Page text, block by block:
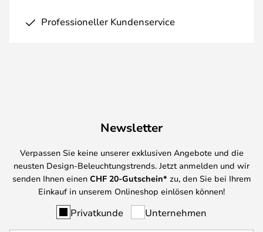
Professioneller Kundenservice
Newsletter
Verpassen Sie keine unserer exklusiven Angebote und die
neusten Design-Beleuchtungstrends. Jetzt anmelden und wir
senden Ihnen einen CHF 20-Gutschein* zu, den Sie bei Ihrem
Einkauf in unserem Onlineshop einlösen können!
Privatkunde Unternehmen